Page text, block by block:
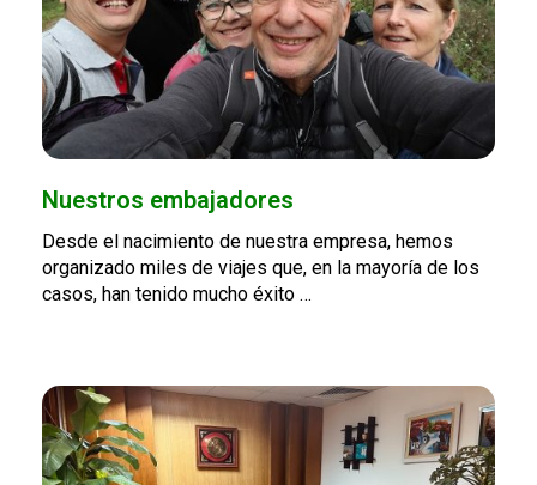
Nuestros embajadores
Desde el nacimiento de nuestra empresa, hemos
organizado miles de viajes que, en la mayoría de los
casos, han tenido mucho éxito …